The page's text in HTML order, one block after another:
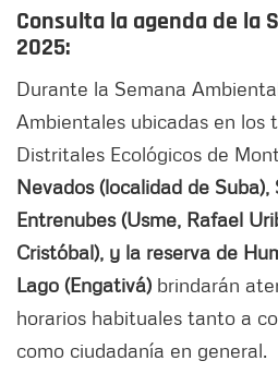
Consulta la agenda de la
2025:
Durante la Semana
Ambientales ubicadas en los
Distritales Ecológicos de
Nevados (localidad de
Entrenubes (Usme, Rafael
Cristóbal), y la reserva de
Lago (Engativá) brindarán
horarios habituales tanto a
como ciudadanía en general.